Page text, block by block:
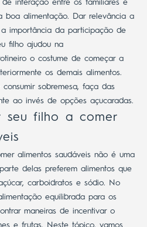
interação entre os familiares e
boa alimentação. Dar relevância a
a importância da participação de
filho ajudou na
o costume de começar a
os demais alimentos.
sobremesa, faça das
ao invés de opções açucaradas.
seu filho a comer
alimentos saudáveis não é uma
delas preferem alimentos que
carboidratos e sódio. No
equilibrada para os
maneiras de incentivar o
e frutas. Neste tópico, vamos